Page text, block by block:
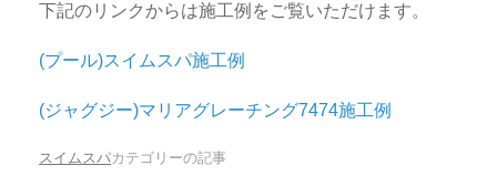
下記のリンクからは施工例をご覧いただけます。
(プール)スイムスパ施工例
(ジャグジー)マリアグレーチング7474施工例
スイムスパカテゴリーの記事